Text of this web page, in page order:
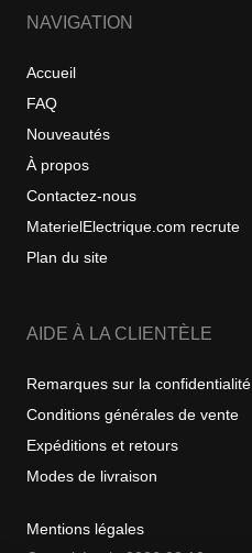
NAVIGATION
Accueil
FAQ
Nouveautés
À propos
Contactez-nous
MaterielElectrique.com recrute
Plan du site
AIDE À LA CLIENTÈLE
Remarques sur la confidentialité
Conditions générales de vente
Expéditions et retours
Modes de livraison
Mentions légales